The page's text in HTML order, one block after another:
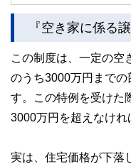
族が行う
『空き家に係る
この制度は、一定の空
のうち3000万円まで
す。この特例を受けた
3000万円を超えなけれ
実は、住宅価格が下落